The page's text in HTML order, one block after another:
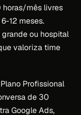
horas/mês livres
12 meses.
ou hospital
valoriza time
Profissional
de 30
Google Ads,